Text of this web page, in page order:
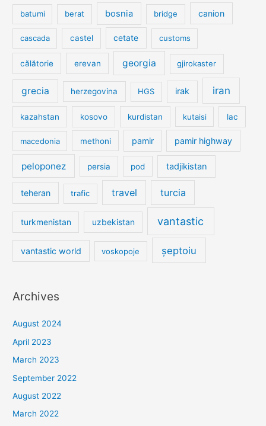
batumi berat bosnia bridge canion
cascada castel cetate customs
călătorie erevan georgia gjirokaster
grecia herzegovina HGS irak iran
kazahstan kosovo kurdistan kutaisi lac
macedonia methoni pamir pamir highway
peloponez persia pod tadjikistan
teheran trafic travel turcia
turkmenistan uzbekistan vantastic
vantastic world voskopoje șeptoiu
Archives
August 2024
April 2023
March 2023
September 2022
August 2022
March 2022